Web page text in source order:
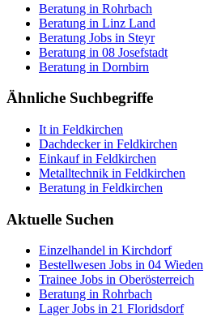
Beratung in Rohrbach
Beratung in Linz Land
Beratung Jobs in Steyr
Beratung in 08 Josefstadt
Beratung in Dornbirn
Ähnliche Suchbegriffe
It in Feldkirchen
Dachdecker in Feldkirchen
Einkauf in Feldkirchen
Metalltechnik in Feldkirchen
Beratung in Feldkirchen
Aktuelle Suchen
Einzelhandel in Kirchdorf
Bestellwesen Jobs in 04 Wieden
Trainee Jobs in Oberösterreich
Beratung in Rohrbach
Lager Jobs in 21 Floridsdorf